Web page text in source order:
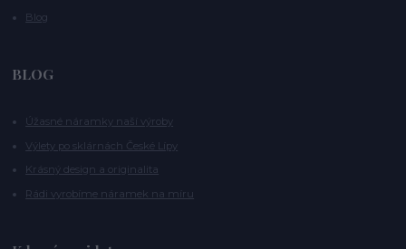
Blog
BLOG
Úžasné náramky naší výroby
Výlety po sklárnách České Lípy
Krásný design a originalita
Rádi vyrobíme náramek na míru